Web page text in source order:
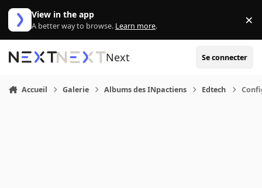
Aller au contenu
View in the app
A better way to browse. Learn more. ×
Next Se connecter
Accueil Galerie Albums des INpactiens Edtech